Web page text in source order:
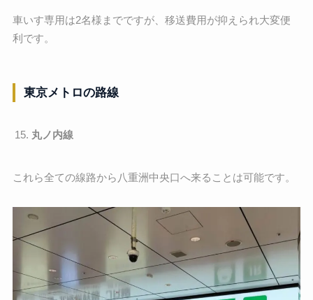
車いす専用は2名様までですが、移送費用が抑えられ大変便
利です。
東京メトロの路線
丸ノ内線
これら全ての線路から八重洲中央口へ来ることは可能です。